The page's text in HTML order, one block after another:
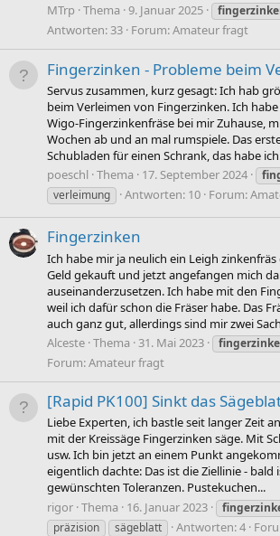
MTrp Thema 9. Januar 2025
Antworten: 33 Forum:Amateur fragt
Fingerzinken - Probleme beim
Servus zusammen, kurz gesagt: Ich hab
beim Verleimen von Fingerzinken. Ich
Wigo-Fingerzinkenfräse bei mir Zuhause,
Wochen ab und an mal rumspiele. Das
Schubladen für einen Schrank, das habe
poeschl Thema 17. September 2024
verleimung
Antworten: 10 Forum:
Fingerzinken
Ich habe mir ja neulich ein Leigh
Geld gekauft und jetzt angefangen mich
auseinanderzusetzen. Ich habe mit den
weil ich dafür schon die Fräser habe. Das
auch ganz gut, allerdings sind mir zwei
Alceste Thema 31. Mai 2023
Forum:Amateur fragt
[Rapid PK100] Sinkt das
Liebe Experten, ich bastle seit langer Zeit
mit der Kreissäge Fingerzinken säge. Mit
usw. Ich bin jetzt an einem Punkt
eigentlich dachte: Das ist die Ziellinie -
gewünschten Toleranzen. Pustekuchen...
rigor Thema 16. Januar 2023
präzision
sägeblatt Antworten: 4